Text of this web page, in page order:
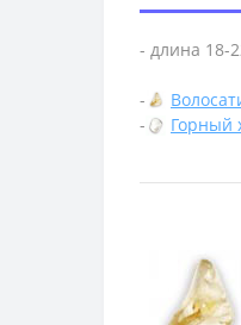
- длина 18-
-
-
Горный